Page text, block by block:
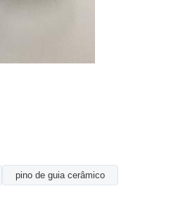
pino de guia cerâmico